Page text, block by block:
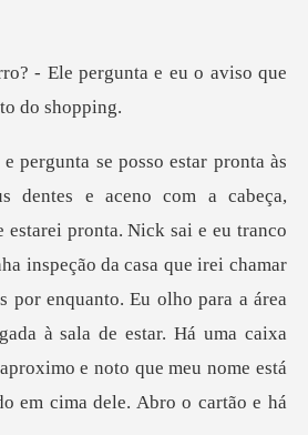
pergunta e eu o aviso que
e eu tranco
inspeção da casa que irei chamar
por enquanto. Eu olho para a área
à sa